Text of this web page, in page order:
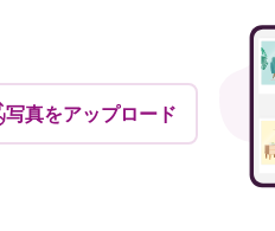
写真をアップロード